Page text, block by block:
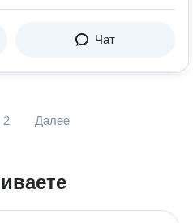
Чат
2 Далее